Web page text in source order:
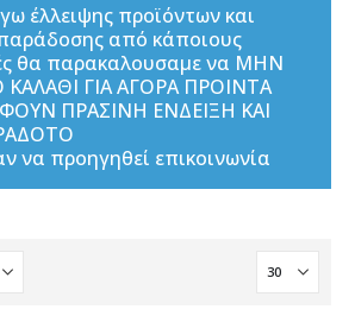
έλλειψης προϊόντων και
από κάποιους
θα παρακαλουσαμε να ΜΗΝ
ΚΑΛΑΘΙ ΓΙΑ ΑΓΟΡΑ ΠΡΟΙΝΤΑ
ΠΡΑΣΙΝΗ ΕΝΔΕΙΞΗ ΚΑΙ
να προηγηθεί επικοινωνία